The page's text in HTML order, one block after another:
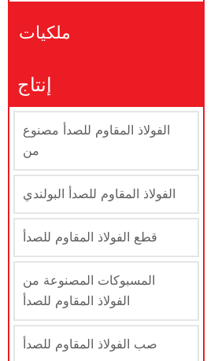
ملكيات
إنتاج
الفولاذ المقاوم للصدأ مصنوع
من
الفولاذ المقاوم للصدأ البولندي
قطع الفولاذ المقاوم للصدأ
المسبوكات المصنوعة من
الفولاذ المقاوم للصدأ
صب الفولاذ المقاوم للصدأ